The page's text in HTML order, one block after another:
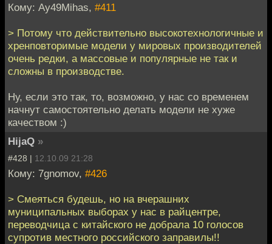
Кому: Ay49Mihas, #411
> Потому что действительно высокотехнологичные и
хренповторимые модели у мировых производителей
очень редки, а массовые и популярные не так и
сложны в производстве.
Ну, если это так, то, возможно, у нас со временем
начнут самостоятельно делать модели не хуже
качеством :)
HijaQ »
#428 | 12.10.09 21:28
Кому: 7gnomov, #426
> Смеяться будешь, но на вчерашних
муниципальных выборах у нас в райцентре,
переводчица с китайского не добрала 10 голосов
супротив местного российского заправилы!!